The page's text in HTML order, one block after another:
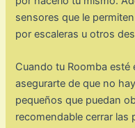
sensores que le
por escaleras u otros
Cuando tu Roomba
asegurarte de que no
pequeños que puedan
recomendable cerrar las